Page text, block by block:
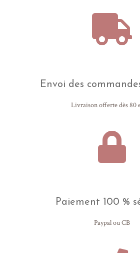
Envoi des
Livraison offerte dès 80
Paiement 100 %
Paypal ou CB